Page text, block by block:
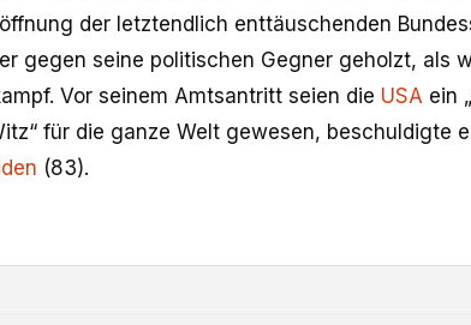
der letztendlich enttäuschenden
gegen seine politischen Gegner geholzt, als
Vor seinem Amtsantritt seien die USA ein
für die ganze Welt gewesen, beschuldigte
(83).